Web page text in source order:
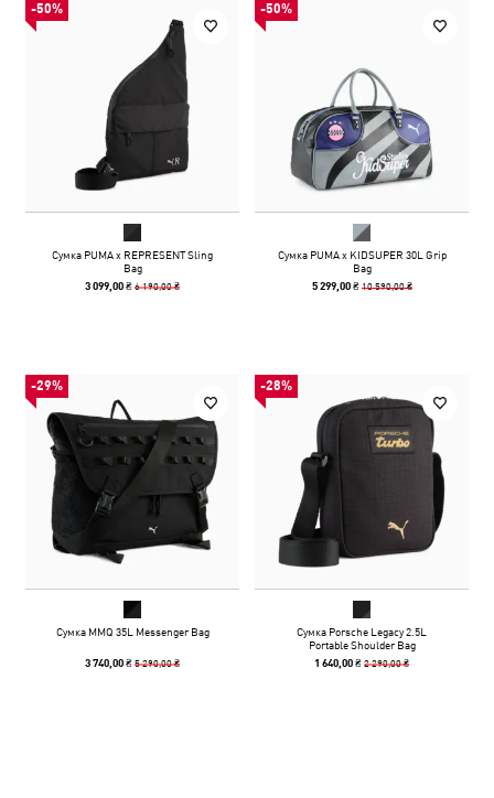
-50%
Сумка PUMA x REPRESENT Sling
Bag
3 099,00 ₴6 190,00 ₴
-50%
Сумка PUMA x KIDSUPER 30L Grip
Bag
5 299,00 ₴ 10 590,00 ₴
-29%
Сумка MMQ 35L Messenger Bag
3 740,00 ₴5 290,00 ₴
-28%
Сумка Porsche Legacy 2.5L
Portable Shoulder Bag
1 640,00 ₴2 290,00 ₴